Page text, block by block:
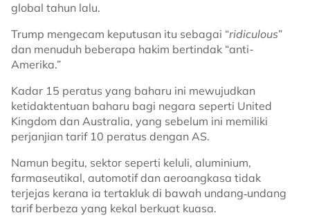
global tahun lalu.
Trump mengecam keputusan itu sebagai “ridiculous”
dan menuduh beberapa hakim bertindak “anti-
Amerika.”
Kadar 15 peratus yang baharu ini mewujudkan
ketidaktentuan baharu bagi negara seperti United
Kingdom dan Australia, yang sebelum ini memiliki
perjanjian tarif 10 peratus dengan AS.
Namun begitu, sektor seperti keluli, aluminium,
farmaseutikal, automotif dan aeroangkasa tidak
terjejas kerana ia tertakluk di bawah undang‑undang
tarif berbeza yang kekal berkuat kuasa.